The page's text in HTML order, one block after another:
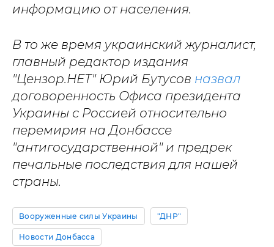
информацию от населения.
В то же время украинский журналист,
главный редактор издания
"Цензор.НЕТ" Юрий Бутусов назвал
договоренность Офиса президента
Украины с Россией относительно
перемирия на Донбассе
"антигосударственной" и предрек
печальные последствия для нашей
страны.
Вооруженные силы Украины "ДНР"
Новости Донбасса